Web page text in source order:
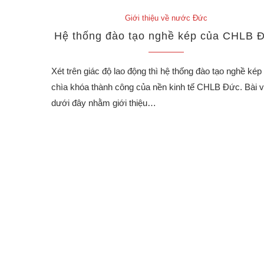
Giới thiệu về nước Đức
Hệ thống đào tạo nghề kép của CHLB
Xét trên giác độ lao động thì hệ thống đào tạo nghề kép
chìa khóa thành công của nền kinh tế CHLB Đức. Bài
dưới đây nhằm giới thiệu…